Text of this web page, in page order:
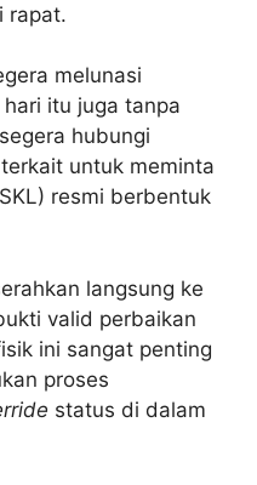
rapat.
melunasi
itu juga tanpa
hubungi
untuk meminta
resmi berbentuk
langsung ke
valid perbaikan
ini sangat penting
proses
status di dalam